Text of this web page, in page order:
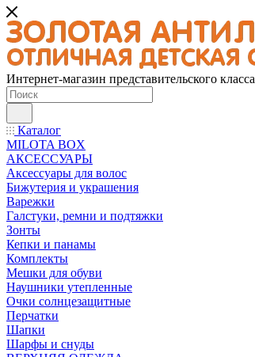
Интернет-магазин представительского класса
Каталог
MILOTA BOX
АКСЕССУАРЫ
Аксессуары для волос
Бижутерия и украшения
Варежки
Галстуки, ремни и подтяжки
Зонты
Кепки и панамы
Комплекты
Мешки для обуви
Наушники утепленные
Очки солнцезащитные
Перчатки
Шапки
Шарфы и снуды